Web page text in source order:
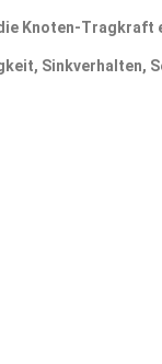
Knoten-
Sinkverhalten,